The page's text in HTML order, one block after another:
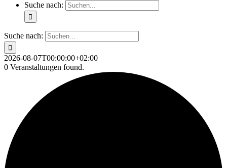
Suche nach:
Suche nach:
2026-08-07T00:00:00+02:00
0 Veranstaltungen found.